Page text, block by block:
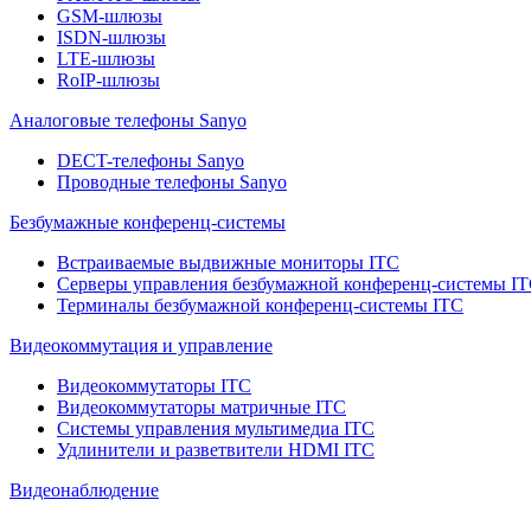
GSM-шлюзы
ISDN-шлюзы
LTE-шлюзы
RoIP-шлюзы
Аналоговые телефоны Sanyo
DECT-телефоны Sanyo
Проводные телефоны Sanyo
Безбумажные конференц-системы
Встраиваемые выдвижные мониторы ITC
Серверы управления безбумажной конференц-системы
Терминалы безбумажной конференц-системы ITC
Видеокоммутация и управление
Видеокоммутаторы ITC
Видеокоммутаторы матричные ITC
Системы управления мультимедиа ITC
Удлинители и разветвители HDMI ITC
Видеонаблюдение